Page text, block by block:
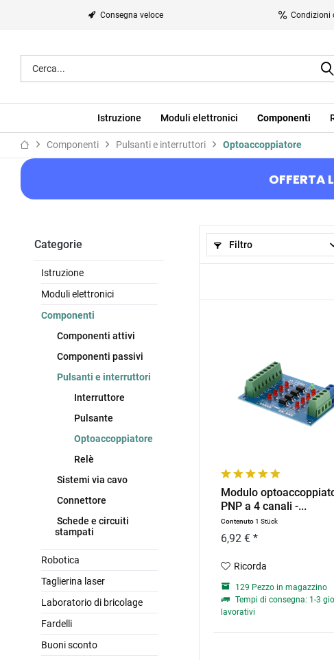
Consegna veloce Condizioni
Istruzione Moduli elettronici Componenti
Componenti Pulsanti e interruttori Optoaccoppiatore
Categorie
Istruzione
Moduli elettronici
Componenti
Componenti attivi
Componenti passivi
Pulsanti e interruttori
Interruttore
Pulsante
Optoaccoppiatore
Relè
Sistemi via cavo
Connettore
Schede e circuiti
stampati
Robotica
Taglierina laser
Laboratorio di bricolage
Fardelli
Buoni sconto
Filtro
Modulo
PNP a 4 canali -...
Contenuto1 Stück
6,92 € *
Ricorda
129 Pezzo in magazzino
Tempi di consegna: 1-3
lavorativi